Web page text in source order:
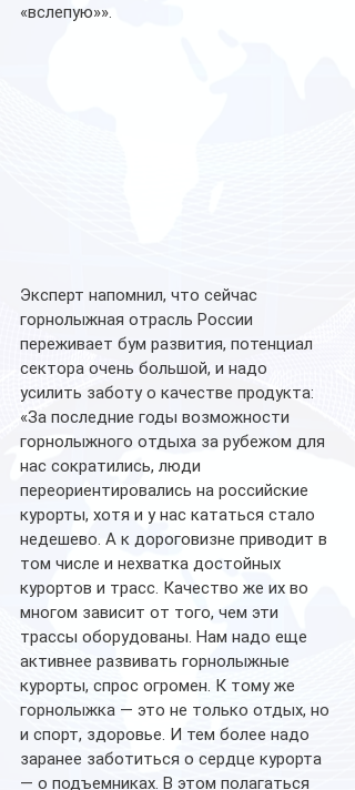
«вслепую»».
Эксперт напомнил, что сейчас
горнолыжная отрасль России
переживает бум развития, потенциал
сектора очень большой, и надо
усилить заботу о качестве продукта:
«За последние годы возможности
горнолыжного отдыха за рубежом для
нас сократились, люди
переориентировались на российские
курорты, хотя и у нас кататься стало
недешево. А к дороговизне приводит в
том числе и нехватка достойных
курортов и трасс. Качество же их во
многом зависит от того, чем эти
трассы оборудованы. Нам надо еще
активнее развивать горнолыжные
курорты, спрос огромен. К тому же
горнолыжка — это не только отдых, но
и спорт, здоровье. И тем более надо
заранее заботиться о сердце курорта
— о подъемниках. В этом полагаться